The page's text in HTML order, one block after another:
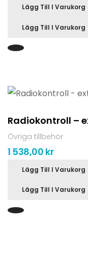
Lägg Till I Varukorg
Lägg Till I Varukorg
Radiokontroll –
Övriga tillbehör
1 538,00 kr
Lägg Till I Varukorg
Lägg Till I Varukorg